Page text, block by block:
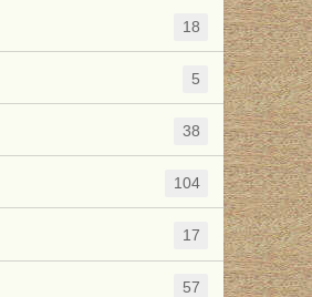
18
5
38
104
17
57